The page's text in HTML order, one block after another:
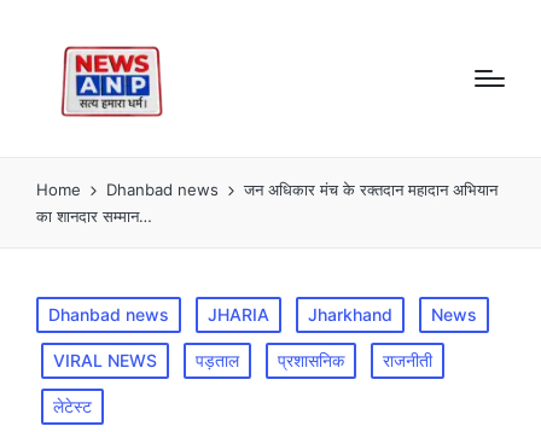
Home Dhanbad news
जन अधिकार मंच के रक्तदान महादान अभियान
का शानदार सम्मान…
Posted
in
Dhanbad news JHARIA Jharkhand News
VIRAL NEWS पड़ताल प्रशासनिक राजनीती
लेटेस्ट